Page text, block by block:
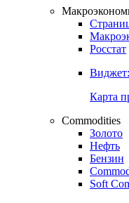
Росстат
Виджет:
Карта
Commodities
Золото
Нефть
Бензин
Soft